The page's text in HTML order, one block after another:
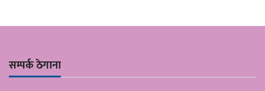
सम्पर्क ठेगाना